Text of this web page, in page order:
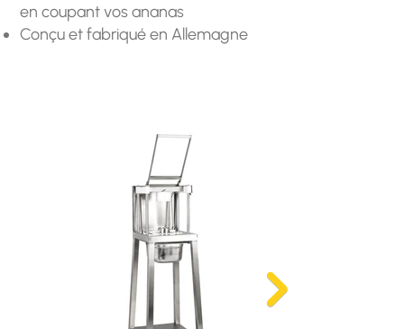
en coupant vos ananas
Conçu et fabriqué en Allemagne